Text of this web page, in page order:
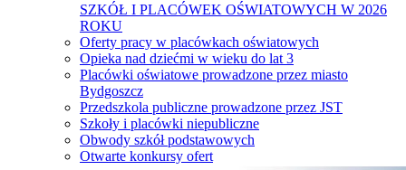
SZKÓŁ I PLACÓWEK OŚWIATOWYCH W 2026
ROKU
Oferty pracy w placówkach oświatowych
Opieka nad dziećmi w wieku do lat 3
Placówki oświatowe prowadzone przez miasto
Bydgoszcz
Przedszkola publiczne prowadzone przez JST
Szkoły i placówki niepubliczne
Obwody szkół podstawowych
Otwarte konkursy ofert